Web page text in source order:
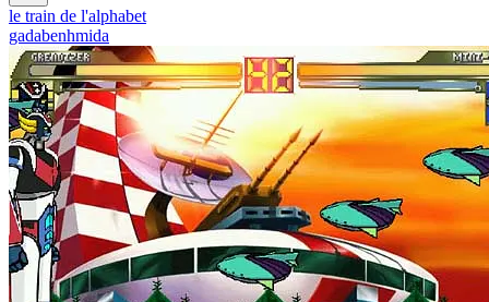
le train de l'alphabet
gadabenhmida